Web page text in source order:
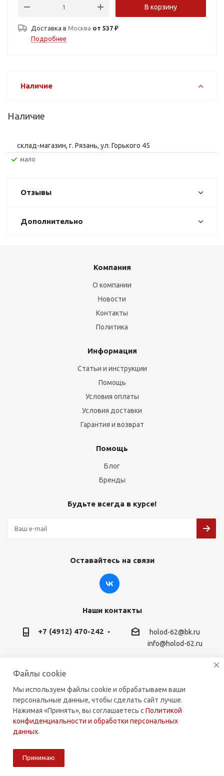
В корзину
Доставка в Москва от 537 ₽
Подробнее
Наличие
Наличие
склад-магазин, г. Рязань, ул. Горького 45
Мало
Отзывы
Дополнительно
Компания
О компании
Новости
Контакты
Политика
Информация
Статьи и инструкции
Помощь
Условия оплаты
Условия доставки
Гарантия и возврат
Помощь
Блог
Бренды
Будьте всегда в курсе!
Оставайтесь на связи
Наши контакты
+7 (4912) 470-242
holod-62@bk.ru
info@holod-62.ru
2026 © holod-62.ru. Комплектующие для бытовой и
Файлы cookie
Мы используем файлы cookie и обрабатываем ваши
персональные данные, чтобы сделать сайт лучше.
Нажимая «Принять», вы соглашаетесь с Политикой
конфиденциальности и обработки персональных
данных.
Принимаю